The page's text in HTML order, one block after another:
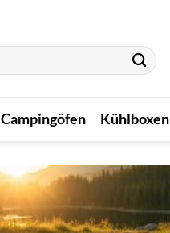
Campingöfen Kühlboxen